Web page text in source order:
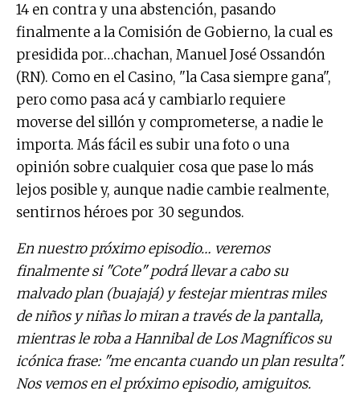
14 en contra y una abstención, pasando
finalmente a la Comisión de Gobierno, la cual es
presidida por…chachan, Manuel José Ossandón
(RN). Como en el Casino, "la Casa siempre gana",
pero como pasa acá y cambiarlo requiere
moverse del sillón y comprometerse, a nadie le
importa. Más fácil es subir una foto o una
opinión sobre cualquier cosa que pase lo más
lejos posible y, aunque nadie cambie realmente,
sentirnos héroes por 30 segundos.
En nuestro próximo episodio… veremos
finalmente si "Cote" podrá llevar a cabo su
malvado plan (buajajá) y festejar mientras miles
de niños y niñas lo miran a través de la pantalla,
mientras le roba a Hannibal de Los Magníficos su
icónica frase: "me encanta cuando un plan resulta".
Nos vemos en el próximo episodio, amiguitos.